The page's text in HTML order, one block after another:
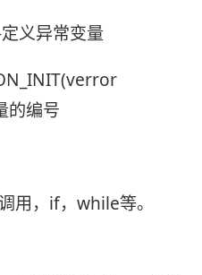
义异常变量
的编号
，if，while等。